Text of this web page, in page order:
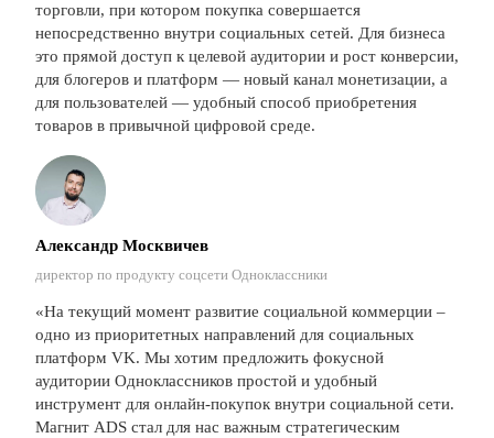
торговли, при котором покупка совершается
непосредственно внутри социальных сетей. Для бизнеса
это прямой доступ к целевой аудитории и рост конверсии,
для блогеров и платформ — новый канал монетизации, а
для пользователей — удобный способ приобретения
товаров в привычной цифровой среде.
Александр Москвичев
директор по продукту соцсети Одноклассники
«На текущий момент развитие социальной коммерции –
одно из приоритетных направлений для социальных
платформ VK. Мы хотим предложить фокусной
аудитории Одноклассников простой и удобный
инструмент для онлайн-покупок внутри социальной сети.
Магнит ADS стал для нас важным стратегическим